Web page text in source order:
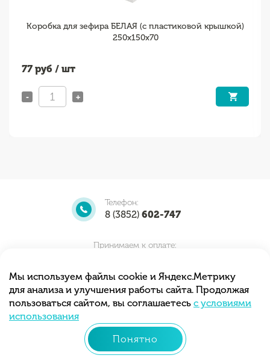
Коробка для зефира БЕЛАЯ (с пластиковой крышкой)
250х150х70
77 руб / шт
- +
Телефон:
8 (3852) 602-747
© 2013 - 2026 «Тортиточка»
Разработка сайта –
Мы принимаем заказы круглосуточно.
Принимаем к оплате:
Мы используем файлы cookie и Яндекс.Метрику
для анализа и улучшения работы сайта. Продолжая
пользоваться сайтом, вы соглашаетесь с условиями
использования
Понятно